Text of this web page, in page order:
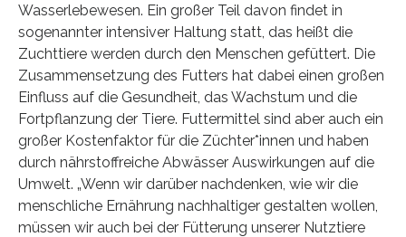
Wasserlebewesen. Ein großer Teil davon findet in
sogenannter intensiver Haltung statt, das heißt die
Zuchttiere werden durch den Menschen gefüttert. Die
Zusammensetzung des Futters hat dabei einen großen
Einfluss auf die Gesundheit, das Wachstum und die
Fortpflanzung der Tiere. Futtermittel sind aber auch ein
großer Kostenfaktor für die Züchter*innen und haben
durch nährstoffreiche Abwässer Auswirkungen auf die
Umwelt. „Wenn wir darüber nachdenken, wie wir die
menschliche Ernährung nachhaltiger gestalten wollen,
müssen wir auch bei der Fütterung unserer Nutztiere